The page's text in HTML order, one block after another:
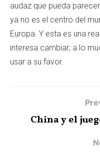
audaz que pueda
ya no es el centro del
Europa. Y esta es una
interesa cambiar; a lo
usar a su favor.
China y el